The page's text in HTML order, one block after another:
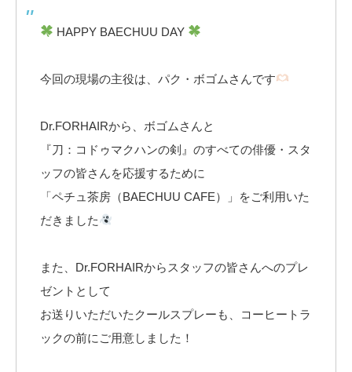
HAPPY BAECHUU DAY
今回の現場の主役は、パク・ボゴムさんです
Dr.FORHAIRから、ボゴムさんと
『刀：コドゥマクハンの剣』のすべての俳優・スタ
ッフの皆さんを応援するために
「ペチュ茶房（BAECHUU CAFE）」をご利用いた
だきました
また、Dr.FORHAIRからスタッフの皆さんへのプレ
ゼントとして
お送りいただいたクールスプレーも、コーヒートラ
ックの前にご用意しました！